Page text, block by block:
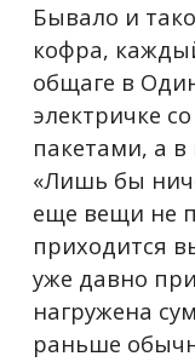
Бывало и
кофра,
общаге в
электричке
пакетами, а в
«Лишь бы
еще вещи не
приходится
уже давно
нагружена
раньше